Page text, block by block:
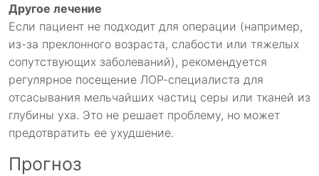
Другое лечение
Если пациент не подходит для операции (например,
из-за преклонного возраста, слабости или тяжелых
сопутствующих заболеваний), рекомендуется
регулярное посещение ЛОР-специалиста для
отсасывания мельчайших частиц серы или тканей из
глубины уха. Это не решает проблему, но может
предотвратить ее ухудшение.
Прогноз